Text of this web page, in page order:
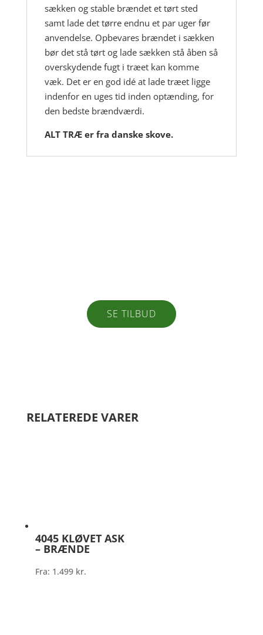
sækken og stable brændet et tørt sted
samt lade det tørre endnu et par uger før
anvendelse. Opbevares brændet i sækken
bør det stå tørt og lade sækken stå åben så
overskydende fugt i træet kan komme
væk. Det er en god idé at lade træet ligge
indenfor en uges tid inden optænding, for
den bedste brændværdi.
ALT TRÆ er fra danske skove.
SE TILBUD
RELATEREDE VARER
4045 KLØVET ASK
– BRÆNDE
Fra: 1.499 kr.